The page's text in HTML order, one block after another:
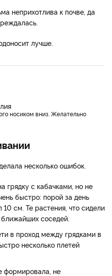
неприхотлива к почве, да
лучше.
несколько ошибок.
грядку с кабачками, но не
быстро: порой за день
10 см. Те растения, что сидели
ближайших соседей.
в проход между грядками в
несколько плетей
формировала, не